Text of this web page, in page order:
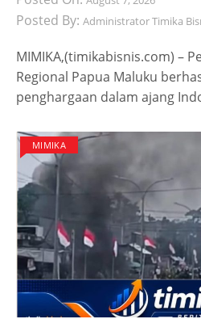
Posted By: Administrator Timika
MIMIKA,(timikabisnis.com) –
Regional Papua Maluku
penghargaan dalam ajang
MIMIKA